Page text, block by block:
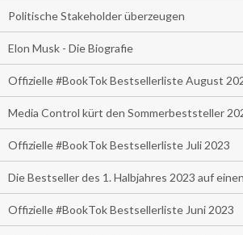
Politische Stakeholder überzeugen
Elon Musk - Die Biografie
Offizielle #BookTok Bestsellerliste August
Media Control kürt den Sommerbeststeller
Offizielle #BookTok Bestsellerliste Juli 2023
Die Bestseller des 1. Halbjahres 2023 auf
Offizielle #BookTok Bestsellerliste Juni 2023